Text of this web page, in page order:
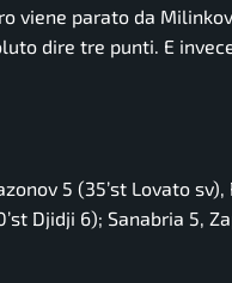
viene parato da
dire tre punti. E
5 (35’st Lovato
Djidji 6); Sanabria 5,